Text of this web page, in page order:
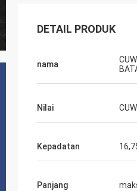
DETAIL PRODUK
nama
Nilai
Kepadatan
Panjang